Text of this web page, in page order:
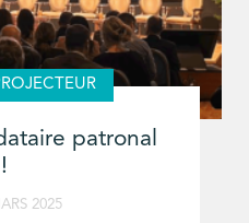
patronal
!
2025